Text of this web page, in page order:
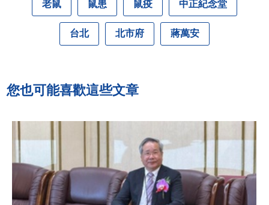
老鼠 鼠患 鼠疫 中正紀念堂
台北 北市府 蔣萬安
您也可能喜歡這些文章